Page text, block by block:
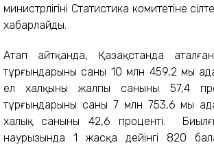
министрлігінің Статистика комитетіне
хабарлайды.
Атап айтқанда, Қазақстанда
тұрғындарының саны 10 млн 459,2 мың
ел халқының жалпы санының 57,4
тұрғындарының саны 7 млн 753,6 мың
халық санының 42,6 проценті.
наурызында 1 жасқа дейінгі 820